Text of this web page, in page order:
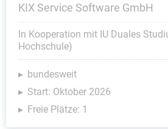
KIX Service Software GmbH
In Kooperation mit IU Duales
Hochschule)
bundesweit
Start: Oktober 2026
Freie Plätze: 1